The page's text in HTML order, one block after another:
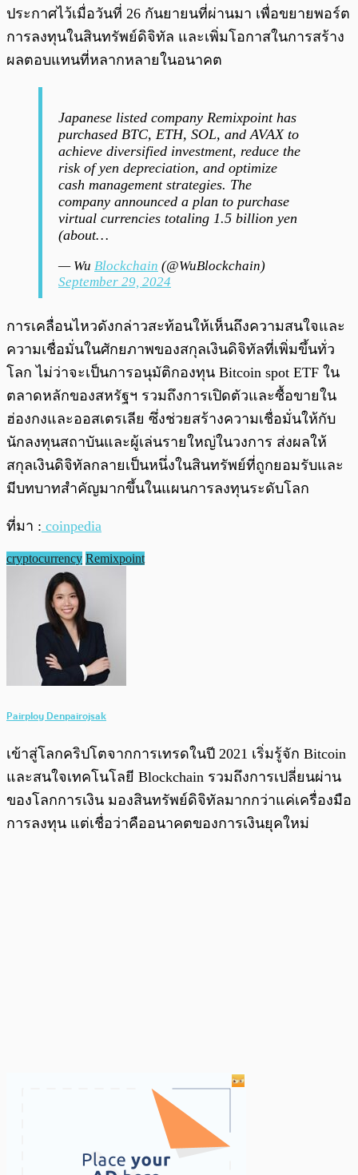
ประกาศไว้เมื่อวันที่ 26 กันยายนที่ผ่านมา เพื่อขยายพอร์ต
การลงทุนในสินทรัพย์ดิจิทัล และเพิ่มโอกาสในการสร้าง
ผลตอบแทนที่หลากหลายในอนาคต
Japanese listed company Remixpoint has
purchased BTC, ETH, SOL, and AVAX to
achieve diversified investment, reduce the
risk of yen depreciation, and optimize
cash management strategies. The
company announced a plan to purchase
virtual currencies totaling 1.5 billion yen
(about…
— Wu Blockchain (@WuBlockchain)
September 29, 2024
การเคลื่อนไหวดังกล่าวสะท้อนให้เห็นถึงความสนใจและ
ความเชื่อมั่นในศักยภาพของสกุลเงินดิจิทัลที่เพิ่มขึ้นทั่ว
โลก ไม่ว่าจะเป็นการอนุมัติกองทุน Bitcoin spot ETF ใน
ตลาดหลักของสหรัฐฯ รวมถึงการเปิดตัวและซื้อขายใน
ฮ่องกงและออสเตรเลีย ซึ่งช่วยสร้างความเชื่อมั่นให้กับ
นักลงทุนสถาบันและผู้เล่นรายใหญ่ในวงการ ส่งผลให้
สกุลเงินดิจิทัลกลายเป็นหนึ่งในสินทรัพย์ที่ถูกยอมรับและ
มีบทบาทสำคัญมากขึ้นในแผนการลงทุนระดับโลก
ที่มา : coinpedia
cryptocurrency Remixpoint
Pairploy Denpairojsak
เข้าสู่โลกคริปโตจากการเทรดในปี 2021 เริ่มรู้จัก Bitcoin
และสนใจเทคโนโลยี Blockchain รวมถึงการเปลี่ยนผ่าน
ของโลกการเงิน มองสินทรัพย์ดิจิทัลมากกว่าแค่เครื่องมือ
การลงทุน แต่เชื่อว่าคืออนาคตของการเงินยุคใหม่